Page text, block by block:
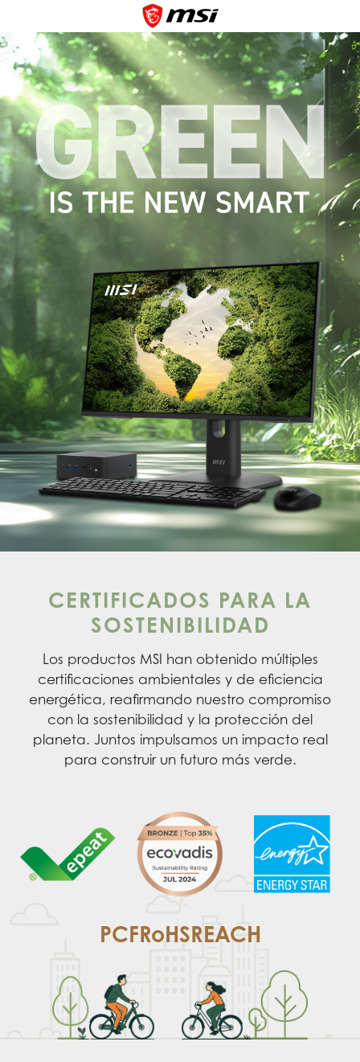
CERTIFICADOS PARA LA
SOSTENIBILIDAD
Los productos MSI han obtenido múltiples
certificaciones ambientales y de eficiencia
energética, reafirmando nuestro compromiso
con la sostenibilidad y la protección del
planeta. Juntos impulsamos un impacto real
para construir un futuro más verde.
PCFRoHSREACH